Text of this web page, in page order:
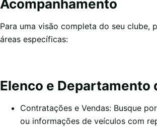
Acompanhamento
Para uma visão completa do seu clube,
áreas específicas:
Elenco e Departamento
Contratações e Vendas: Busque
ou informações de veículos com